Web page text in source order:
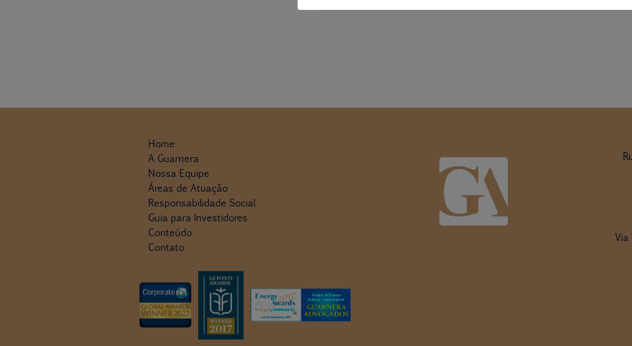
Home
A Guarnera
Nossa Equipe
Áreas de Atuação
Responsabilidade Social
Guia para Investidores
Conteúdo
Contato
Via